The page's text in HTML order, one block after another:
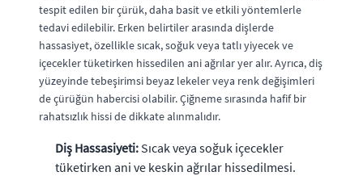
tespit edilen bir çürük, daha basit ve etkili yöntemlerle
tedavi edilebilir. Erken belirtiler arasında dişlerde
hassasiyet, özellikle sıcak, soğuk veya tatlı yiyecek ve
içecekler tüketirken hissedilen ani ağrılar yer alır. Ayrıca, diş
yüzeyinde tebeşirimsi beyaz lekeler veya renk değişimleri
de çürüğün habercisi olabilir. Çiğneme sırasında hafif bir
rahatsızlık hissi de dikkate alınmalıdır.
Diş Hassasiyeti: Sıcak veya soğuk içecekler
tüketirken ani ve keskin ağrılar hissedilmesi.